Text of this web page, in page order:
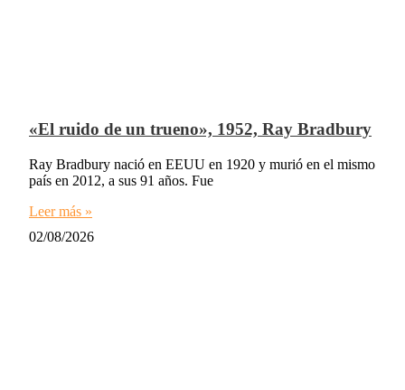
«El ruido de un trueno», 1952, Ray Bradbury
Ray Bradbury nació en EEUU en 1920 y murió en el mismo
país en 2012, a sus 91 años. Fue
Leer más »
02/08/2026